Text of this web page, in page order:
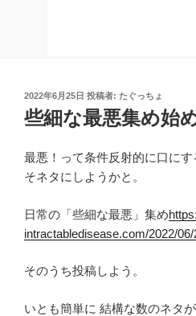
投
稿
日:
2022年6月25日 投稿者: たぐっちょ
些細な最悪集め始
最悪！って条件反射的に口に
そネタにしようかと。
日常の「些細な最悪」集め
intractabledisease.com/2022/
そのうち投稿しよう。
いとも簡単に 結構な数のネタ